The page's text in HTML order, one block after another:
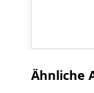
Ähnliche